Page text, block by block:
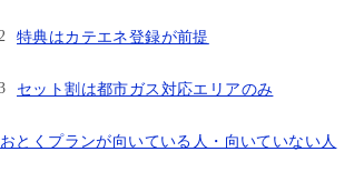
特典はカテエネ登録が前提
セット割は都市ガス対応エリアのみ
おとくプランが向いている人・向いていない人